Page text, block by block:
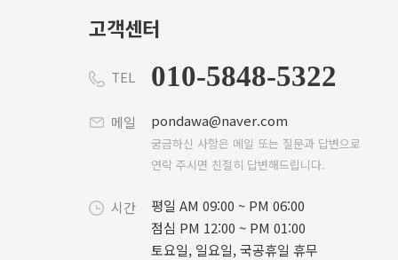
고객센터
TEL 010-5848-5322
메일 pondawa@naver.com
궁금하신 사항은 메일 또는 질문과 답변으로
연락 주시면 친절히 답변해드립니다.
시간
평일 AM 09:00 ~ PM 06:00
점심 PM 12:00 ~ PM 01:00
토요일, 일요일, 국공휴일 휴무